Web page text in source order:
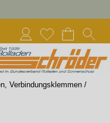
Verbindungsklemmen /